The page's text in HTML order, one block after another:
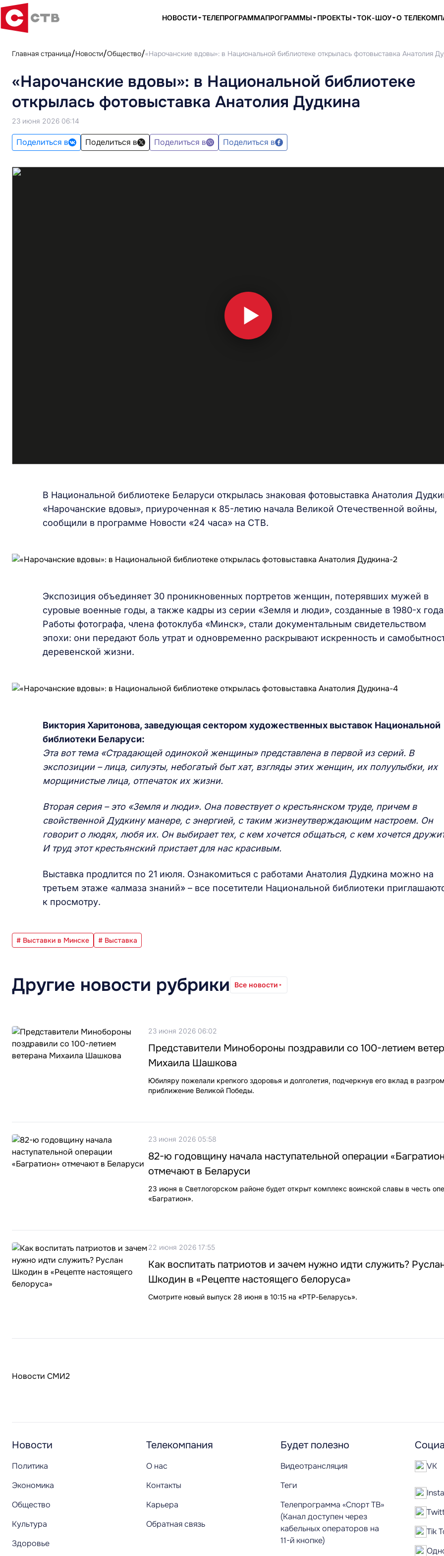
НОВОСТИ ТЕЛЕПРОГРАММАПРОГРАММЫ ПРОЕКТЫ ТОК-ШОУ О
Главная страница Новости Общество «Нарочанские вдовы»: в Национальной библиотеке открылась фотовыставка Анатолия
«Нарочанские вдовы»: в Национальной библиотеке
открылась фотовыставка Анатолия Дудкина
23 июня 2026 06:14
Поделиться в Поделиться в Поделиться в Поделиться в
В Национальной библиотеке Беларуси открылась знаковая фотовыставка Анатолия
«Нарочанские вдовы», приуроченная к 85-летию начала Великой Отечественной войны,
сообщили в программе Новости «24 часа» на СТВ.
Экспозиция объединяет 30 проникновенных портретов женщин, потерявших мужей в
суровые военные годы, а также кадры из серии «Земля и люди», созданные в 1980-х
Работы фотографа, члена фотоклуба «Минск», стали документальным свидетельством
эпохи: они передают боль утрат и одновременно раскрывают искренность и
деревенской жизни.
Виктория Харитонова, заведующая сектором художественных выставок Национальной
библиотеки Беларуси:
Эта вот тема «Страдающей одинокой женщины» представлена в первой из серий. В
экспозиции – лица, силуэты, небогатый быт хат, взгляды этих женщин, их полуулыбки, их
морщинистые лица, отпечаток их жизни.
Вторая серия – это «Земля и люди». Она повествует о крестьянском труде, причем в
свойственной Дудкину манере, с энергией, с таким жизнеутверждающим настроем. Он
говорит о людях, любя их. Он выбирает тех, с кем хочется общаться, с кем хочется
И труд этот крестьянский пристает для нас красивым.
Выставка продлится по 21 июля. Ознакомиться с работами Анатолия Дудкина можно на
третьем этаже «алмаза знаний» – все посетители Национальной библиотеки
к просмотру.
# Выставки в Минске # Выставка
Другие новости рубрики Все новости
23 июня 2026 06:02
Представители Минобороны поздравили со 100-летием
Михаила Шашкова
Юбиляру пожелали крепкого здоровья и долголетия, подчеркнув его вклад в
приближение Великой Победы.
23 июня 2026 05:58
82-ю годовщину начала наступательной операции
отмечают в Беларуси
23 июня в Светлогорском районе будет открыт комплекс воинской славы в честь
«Багратион».
22 июня 2026 17:55
Как воспитать патриотов и зачем нужно идти служить?
Шкодин в «Рецепте настоящего белоруса»
Смотрите новый выпуск 28 июня в 10:15 на «РТР-Беларусь».
Новости СМИ2
Новости
Политика
Экономика
Общество
Культура
Здоровье
Телекомпания
О нас
Контакты
Карьера
Обратная связь
Будет полезно
Видеотрансляция
Теги
Телепрограмма «Спорт ТВ»
(Канал доступен через
кабельных операторов на
11-й кнопке)
VK
Tik